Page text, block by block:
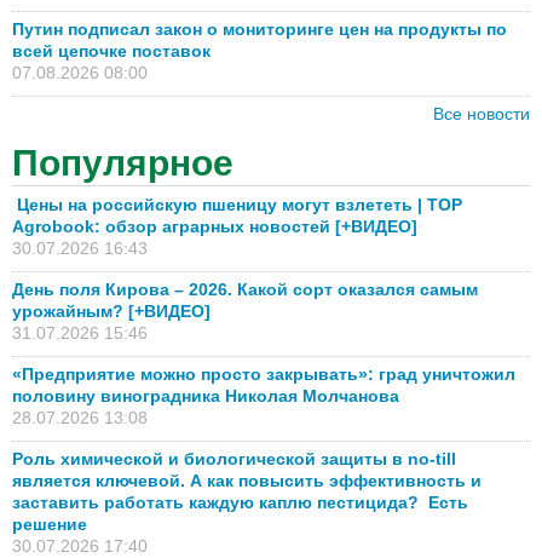
Путин подписал закон о мониторинге цен на продукты по
всей цепочке поставок
07.08.2026 08:00
Все новости
Популярное
Цены на российскую пшеницу могут взлететь | TOP
Agrobook: обзор аграрных новостей [+ВИДЕО]
30.07.2026 16:43
День поля Кирова – 2026. Какой сорт оказался самым
урожайным? [+ВИДЕО]
31.07.2026 15:46
«Предприятие можно просто закрывать»: град уничтожил
половину виноградника Николая Молчанова
28.07.2026 13:08
Роль химической и биологической защиты в no-till
является ключевой. А как повысить эффективность и
заставить работать каждую каплю пестицида? Есть
решение
30.07.2026 17:40